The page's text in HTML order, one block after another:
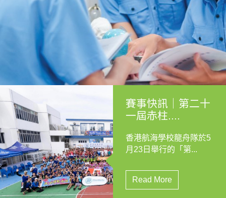
賽事快訊｜第二十
一屆赤柱....
香港航海學校龍舟隊於5
月23日舉行的「第...
Read More